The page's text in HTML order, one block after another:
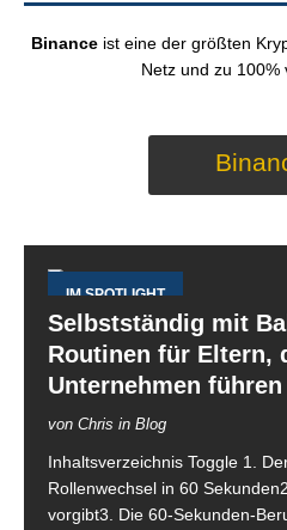
Binance ist eine der größten
Netz und zu 100%
IM SPOTLIGHT
Selbstständig mit
Routinen für Eltern,
Unternehmen führen
von Chris in Blog
Inhaltsverzeichnis Toggle 1.
Rollenwechsel in 60
vorgibt3. Die 60-Sekunden-